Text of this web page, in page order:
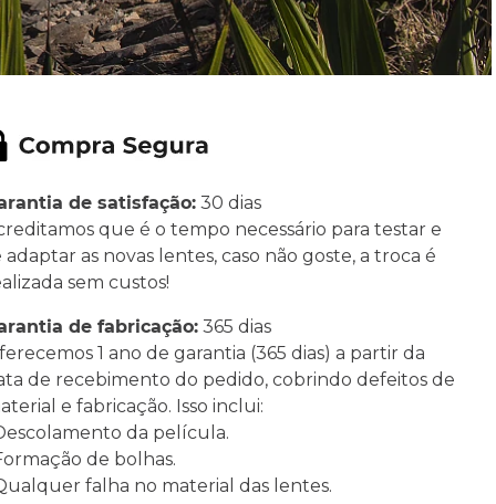
de satisfação:30 dias
que é o tempo necessário para testar e
adaptar as novas lentes, caso não goste, a troca é
sem custos!
de fabricação:365 dias
1 ano de garantia (365 dias) a partir da
de recebimento do pedido, cobrindo defeitos de
e fabricação. Isso inclui:
da película.
de bolhas.
falha no material das lentes.